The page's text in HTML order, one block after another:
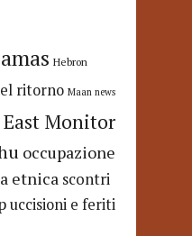
Hebron
ritorno Maan news
Monitor
occupazione
etnica scontri
uccisioni e feriti